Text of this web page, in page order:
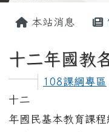
本站消息
十二年國教
108課綱專區
十二
年國民基本教育課